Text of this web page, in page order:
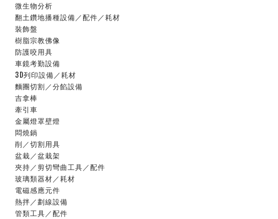
微生物分析
翻土鑽地播種設備／配件／耗材
裝飾盤
樹脂宗教佛像
防護咬用具
車鏡考勤設備
3D列印設備／耗材
麵團切割／分餡設備
吉拿棒
牽引車
金屬燈罩壁燈
悶燒鍋
削／切割用具
盆栽／盆栽架
夾持／剪切彎曲工具／配件
玻璃類器材／耗材
電磁感應元件
熱拌／劃線設備
管類工具／配件